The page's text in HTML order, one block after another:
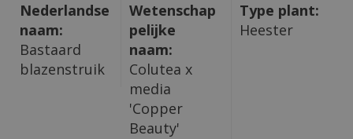
Nederlandse
naam:
Bastaard
blazenstruik
Wetenschap
pelijke
naam:
Colutea x
media
'Copper
Beauty'
Type plant:
Heester